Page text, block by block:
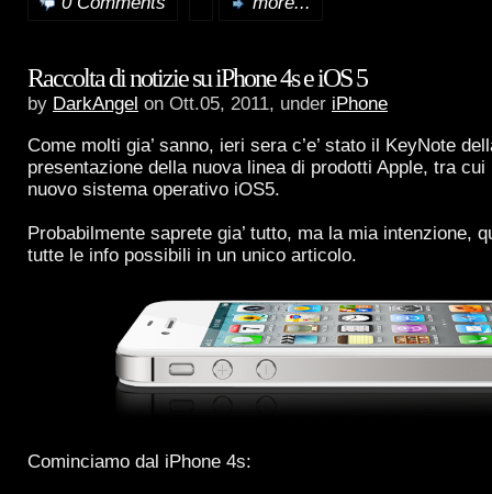
Raccolta di notizie su iPhone 4s e iOS 5
by DarkAngel on Ott.05, 2011, under iPhone
Come molti gia’ sanno, ieri sera c’e’ stato il KeyNote
presentazione della nuova linea di prodotti Apple, tra cui
nuovo sistema operativo iOS5.
Probabilmente saprete gia’ tutto, ma la mia intenzione,
tutte le info possibili in un unico articolo.
Cominciamo dal iPhone 4s: